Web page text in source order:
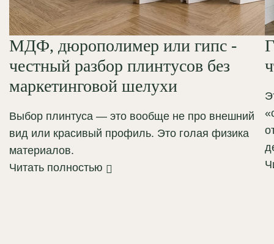
МДФ, дюрополимер или гипс -
честный разбор плинтусов без
маркетинговой шелухи
Выбор плинтуса — это вообще не про внешний
вид или красивый профиль. Это голая физика
материалов.
Читать полностью